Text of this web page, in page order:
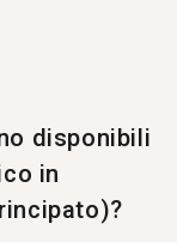
disponibili
in